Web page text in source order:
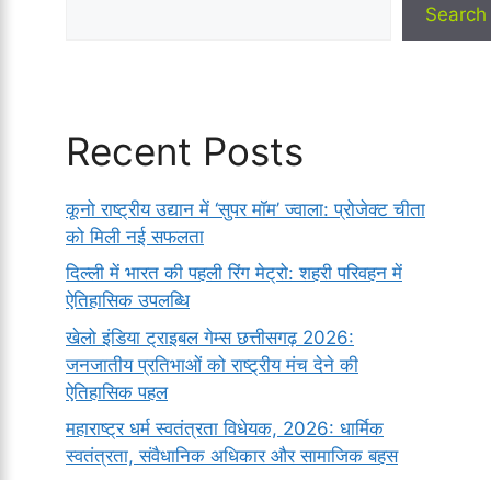
Search
Recent Posts
कूनो राष्ट्रीय उद्यान में ‘सुपर मॉम’ ज्वाला: प्रोजेक्ट चीता
को मिली नई सफलता
दिल्ली में भारत की पहली रिंग मेट्रो: शहरी परिवहन में
ऐतिहासिक उपलब्धि
खेलो इंडिया ट्राइबल गेम्स छत्तीसगढ़ 2026:
जनजातीय प्रतिभाओं को राष्ट्रीय मंच देने की
ऐतिहासिक पहल
महाराष्ट्र धर्म स्वतंत्रता विधेयक, 2026: धार्मिक
स्वतंत्रता, संवैधानिक अधिकार और सामाजिक बहस